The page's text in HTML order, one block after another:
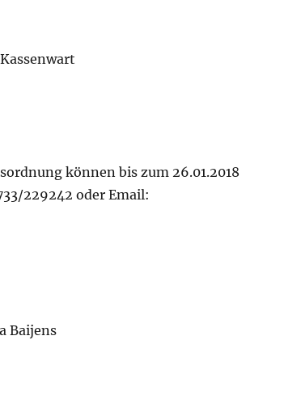
können bis zum 26.01.2018
229242 oder Email:
Baijens